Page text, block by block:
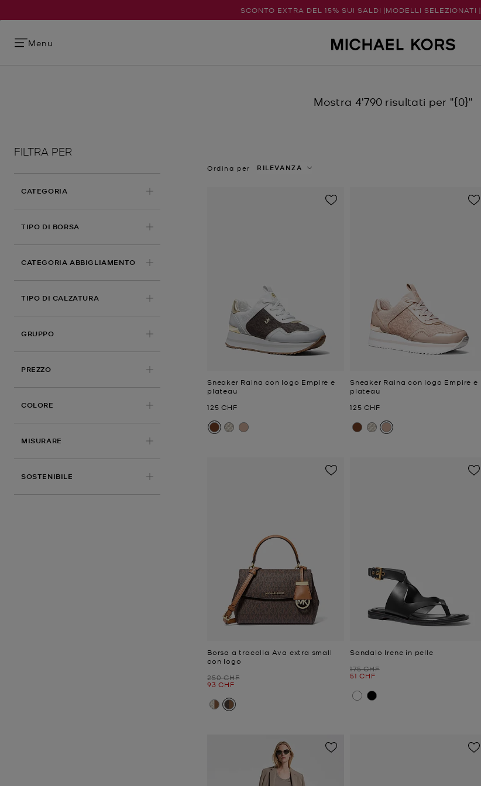
SCONTO EXTRA DEL 15% SUI SALDI |MODELLI SELEZIONATI |
Menu
Mostra 4'790 risultati per "{0}"
FILTRA PER
CATEGORIA
TIPO DI BORSA
CATEGORIA ABBIGLIAMENTO
TIPO DI CALZATURA
GRUPPO
PREZZO
COLORE
MISURARE
SOSTENIBILE
Ordina per RILEVANZA
Sneaker Raina con logo Empire e
plateau
Prezzo attuale
125 CHF
Sneaker Raina con logo Empire e
plateau
Prezzo attuale
125 CHF
Borsa a tracolla Ava extra small
con logo
Prezzo iniziale
250 CHF
Prezzo attuale
93 CHF
Sandalo Irene in pelle
Prezzo iniziale
175 CHF
Prezzo attuale
51 CHF